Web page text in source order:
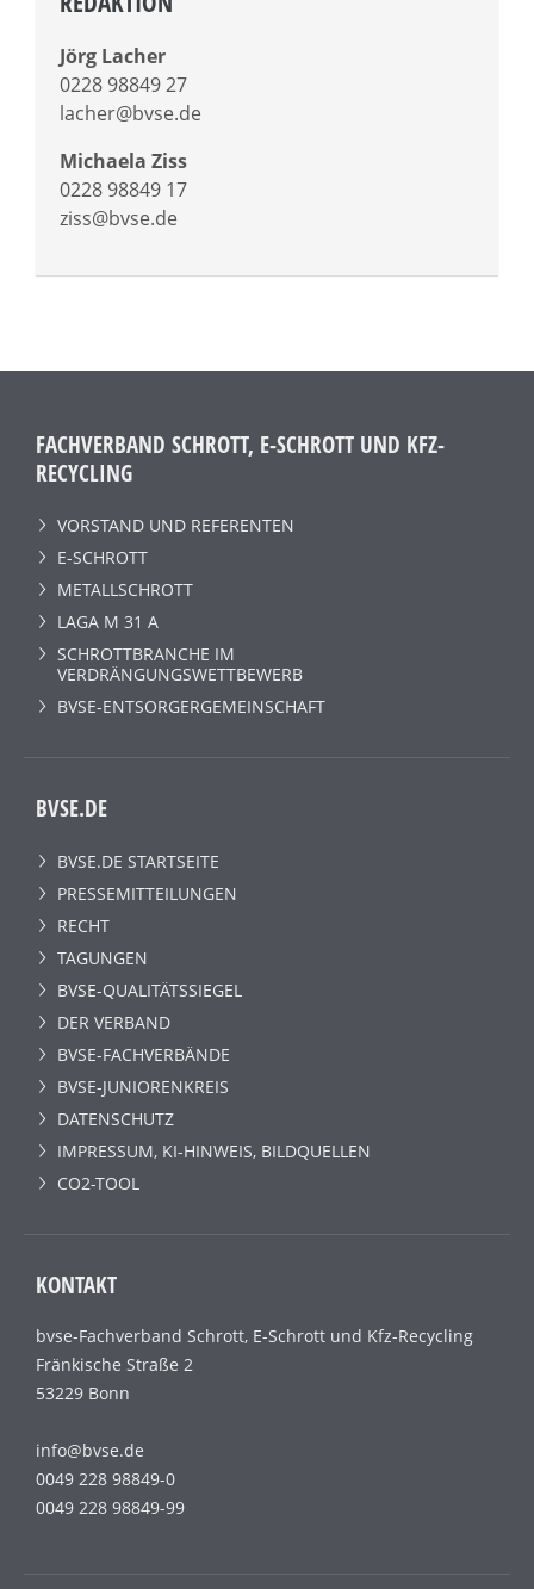
Jörg Lacher
0228 98849 27
lacher@bvse.de
Michaela Ziss
0228 98849 17
ziss@bvse.de
FACHVERBAND SCHROTT, E-SCHROTT UND KFZ-
RECYCLING
VORSTAND UND REFERENTEN
E-SCHROTT
METALLSCHROTT
LAGA M 31 A
SCHROTTBRANCHE IM
VERDRÄNGUNGSWETTBEWERB
BVSE-ENTSORGERGEMEINSCHAFT
BVSE.DE
BVSE.DE STARTSEITE
PRESSEMITTEILUNGEN
RECHT
TAGUNGEN
BVSE-QUALITÄTSSIEGEL
DER VERBAND
BVSE-FACHVERBÄNDE
BVSE-JUNIORENKREIS
DATENSCHUTZ
IMPRESSUM, KI-HINWEIS, BILDQUELLEN
CO2-TOOL
KONTAKT
bvse-Fachverband Schrott, E-Schrott und Kfz-Recycling
Fränkische Straße 2
53229 Bonn
info@bvse.de
0049 228 98849-0
0049 228 98849-99